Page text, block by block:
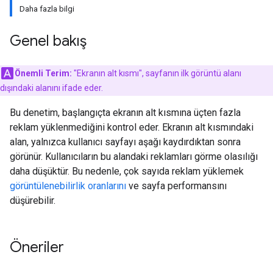
Daha fazla bilgi
Genel bakış
Önemli Terim: "Ekranın alt kısmı", sayfanın ilk görüntü alanı
dışındaki alanını ifade eder.
Bu denetim, başlangıçta ekranın alt kısmına üçten fazla
reklam yüklenmediğini kontrol eder. Ekranın alt kısmındaki
alan, yalnızca kullanıcı sayfayı aşağı kaydırdıktan sonra
görünür. Kullanıcıların bu alandaki reklamları görme olasılığı
daha düşüktür. Bu nedenle, çok sayıda reklam yüklemek
görüntülenebilirlik oranlarını ve sayfa performansını
düşürebilir.
Öneriler